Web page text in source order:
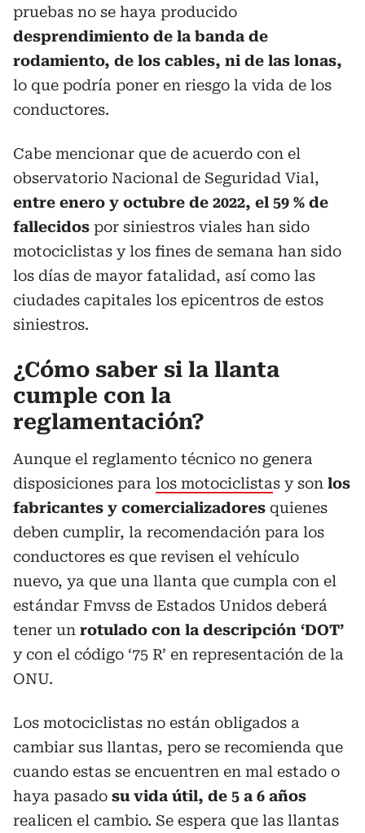
pruebas no se haya producido
desprendimiento de la banda de
rodamiento, de los cables, ni de las lonas,
lo que podría poner en riesgo la vida de los
conductores.
Cabe mencionar que de acuerdo con el
observatorio Nacional de Seguridad Vial,
entre enero y octubre de 2022, el 59 % de
fallecidos por siniestros viales han sido
motociclistas y los fines de semana han sido
los días de mayor fatalidad, así como las
ciudades capitales los epicentros de estos
siniestros.
¿Cómo saber si la llanta
cumple con la
reglamentación?
Aunque el reglamento técnico no genera
disposiciones para los motociclistas y son los
fabricantes y comercializadores quienes
deben cumplir, la recomendación para los
conductores es que revisen el vehículo
nuevo, ya que una llanta que cumpla con el
estándar Fmvss de Estados Unidos deberá
tener un rotulado con la descripción ‘DOT’
y con el código ‘75 R’ en representación de la
ONU.
Los motociclistas no están obligados a
cambiar sus llantas, pero se recomienda que
cuando estas se encuentren en mal estado o
haya pasado su vida útil, de 5 a 6 años
realicen el cambio. Se espera que las llantas